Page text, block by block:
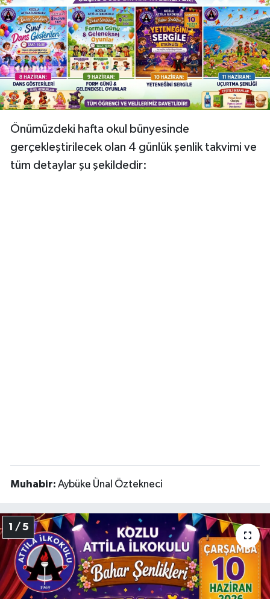
Önümüzdeki hafta okul bünyesinde
gerçekleştirilecek olan 4 günlük şenlik takvimi ve
tüm detaylar şu şekildedir:
Muhabir: Aybüke Ünal Öztekneci
1 / 5
KARABÜK
KASTAMONU